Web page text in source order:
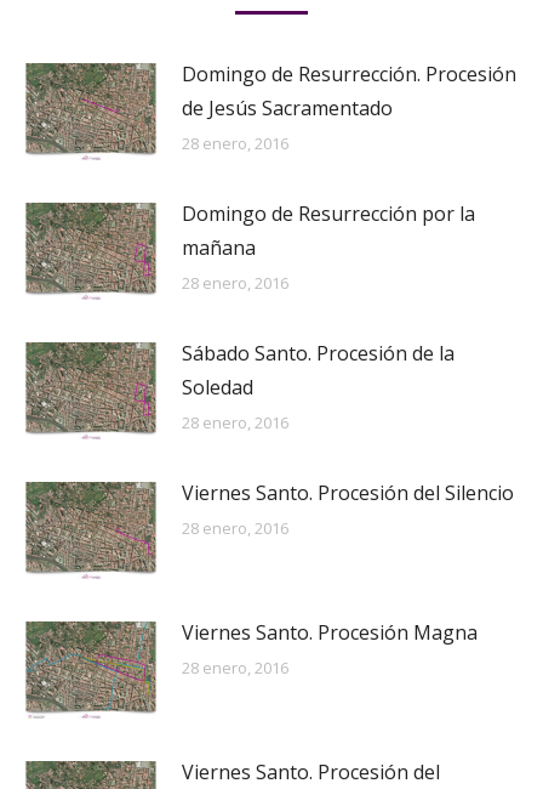
Domingo de Resurrección. Procesión
de Jesús Sacramentado
28 enero, 2016
Domingo de Resurrección por la
mañana
28 enero, 2016
Sábado Santo. Procesión de la
Soledad
28 enero, 2016
Viernes Santo. Procesión del Silencio
28 enero, 2016
Viernes Santo. Procesión Magna
28 enero, 2016
Viernes Santo. Procesión del